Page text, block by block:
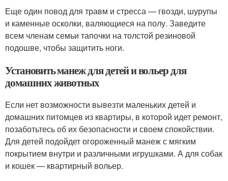
Еще один повод для травм и стресса — гвозди, шурупы
и каменные осколки, валяющиеся на полу. Заведите
всем членам семьи тапочки на толстой резиновой
подошве, чтобы защитить ноги.
Установить манеж для детей и вольер для
домашних животных
Если нет возможности вывезти маленьких детей и
домашних питомцев из квартиры, в которой идет ремонт,
позаботьтесь об их безопасности и своем спокойствии.
Для детей подойдет огороженный манеж с мягким
покрытием внутри и различными игрушками. А для собак
и кошек — квартирный вольер.